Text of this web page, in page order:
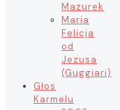
Mazurek
Maria
Felicja
od
Jezusa
(Guggiari)
Głos
Karmelu